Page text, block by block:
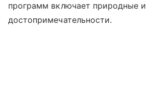
программ включает природные
достопримечательности.